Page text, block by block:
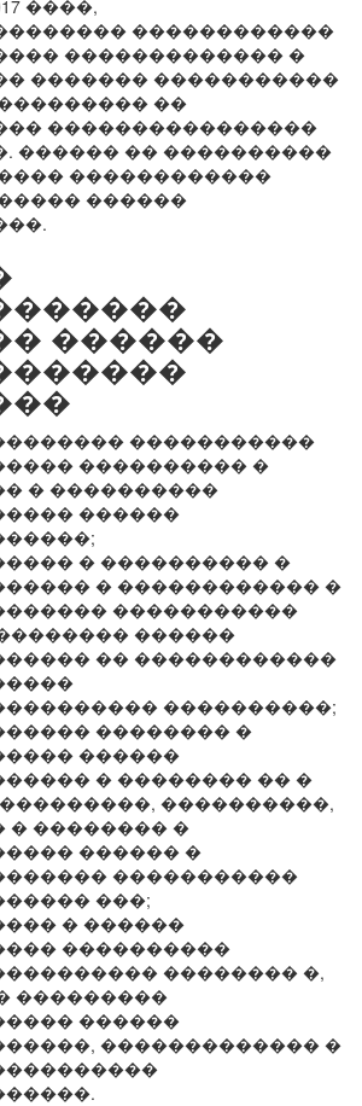
����,
������������
������������� �
������� �����������
��
����������������
������ �� ����������
������������
������
������
�����������
���������� �
� ����������
������
� ���������� �
� ������������ �
�����������
������
�� ������������
����������;
�������� �
������
� �������� �� �
����������,
� �������� �
������ �
�����������
���;
� ������
����������
�������� �,
���������
������
������������� �